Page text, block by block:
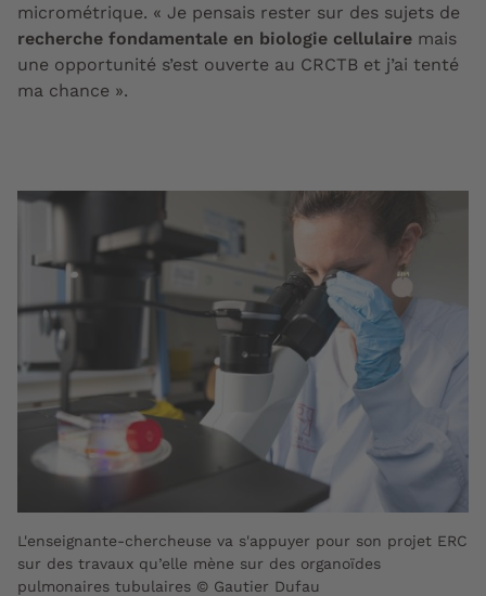
micrométrique. « Je pensais rester sur des sujets de
recherche fondamentale en biologie cellulaire mais
une opportunité s’est ouverte au CRCTB et j’ai tenté
ma chance ».
L'enseignante-chercheuse va s'appuyer pour son projet ERC
sur des travaux qu’elle mène sur des organoïdes
pulmonaires tubulaires © Gautier Dufau